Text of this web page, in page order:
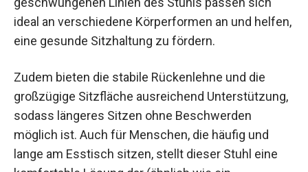
ideal an verschiedene Körperformen an und helfen,
eine gesunde Sitzhaltung zu fördern.
Zudem bieten die stabile Rückenlehne und die
großzügige Sitzfläche ausreichend Unterstützung,
sodass längeres Sitzen ohne Beschwerden
möglich ist. Auch für Menschen, die häufig und
lange am Esstisch sitzen, stellt dieser Stuhl eine